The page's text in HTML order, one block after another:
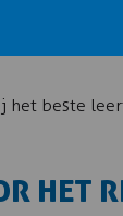
het beste
HET